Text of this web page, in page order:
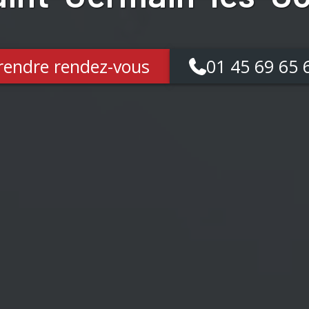
rendez-vous 01 45 69 65